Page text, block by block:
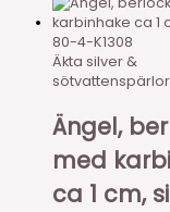
80-4-K1308
Äkta silver &
sötvattenspärlor
Ängel,
med
ca 1 cm,